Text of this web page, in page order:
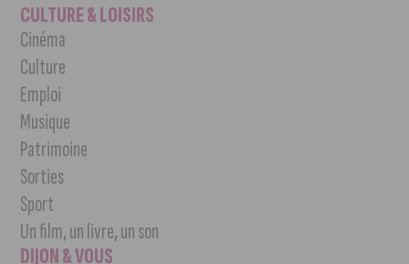
CULTURE & LOISIRS
Cinéma
Culture
Emploi
Musique
Patrimoine
Sorties
Sport
Un film, un livre, un son
DIJON & VOUS